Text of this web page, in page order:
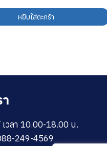
หยิบใส่ตะกร้า
เวลา 10.00-18.00 น.
249-4569